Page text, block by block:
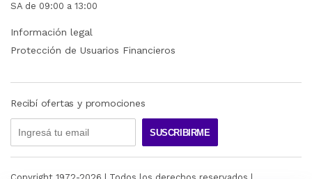
SA de 09:00 a 13:00
Información legal
Protección de Usuarios Financieros
Recibí ofertas y promociones
SUSCRIBIRME